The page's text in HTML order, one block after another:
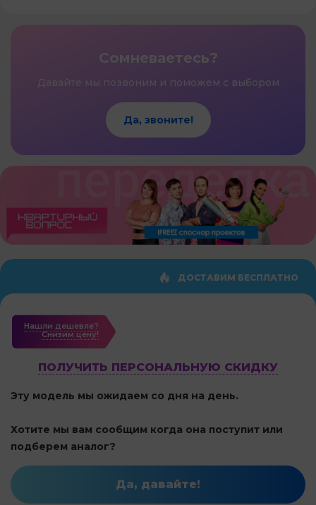
Сомневаетесь?
Давайте мы позвоним и поможем с выбором
Да, звоните!
ДОСТАВИМ БЕСПЛАТНО
Нашли дешевле?
Cнизим цену!
ПОЛУЧИТЬ ПЕРСОНАЛЬНУЮ СКИДКУ
Эту модель мы ожидаем со дня на день.
Хотите мы вам сообщим когда она поступит или
подберем аналог?
Да, давайте!